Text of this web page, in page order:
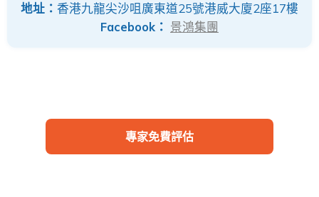
地址： 香港九龍尖沙咀廣東道25號港威大廈2座17樓
Facebook： 景鴻集團
專家免費評估